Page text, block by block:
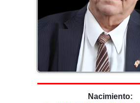
Nacimiento: